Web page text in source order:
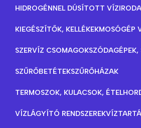
HIDROGÉNNEL DÚSÍTOTT VÍZ
KIEGÉSZÍTŐK, KELLÉKEKMOSÓGÉP
SZERVÍZ CSOMAGOK
SZŰRŐBETÉTEKSZŰRŐHÁZAK
TERMOSZOK, KULACSOK,
VÍZLÁGYÍTÓ RENDSZEREK